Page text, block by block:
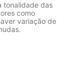
tonalidade das
como
variação de